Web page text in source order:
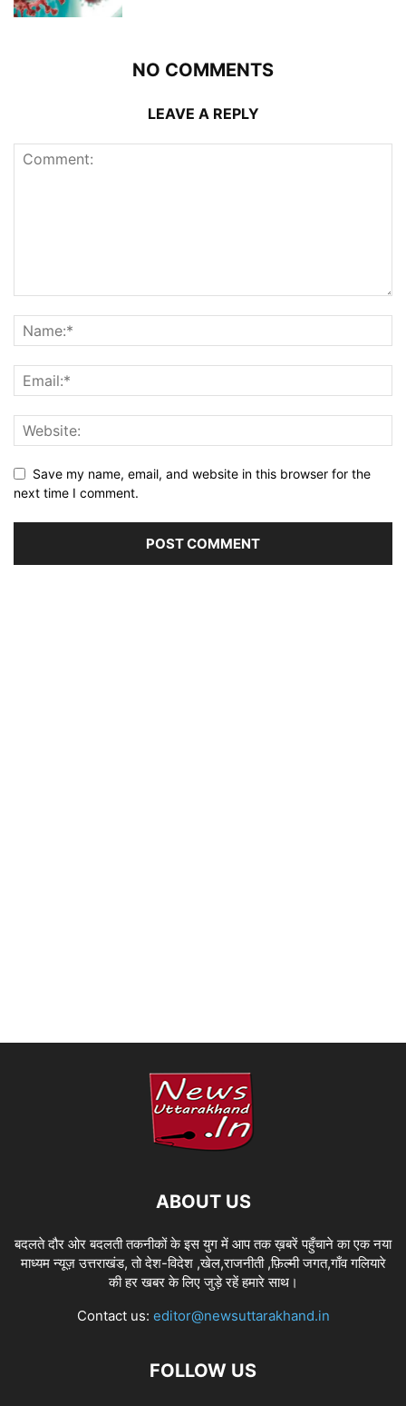
NO COMMENTS
LEAVE A REPLY
Save my name, email, and website in this browser for the
next time I comment.
ABOUT US
बदलते दौर ओर बदलती तकनीकों के इस युग में आप तक ख़बरें पहुँचाने का एक नया
माध्यम न्यूज़ उत्तराखंड, तो देश-विदेश ,खेल,राजनीती ,फ़िल्मी जगत,गाँव गलियारे
की हर खबर के लिए जुड़े रहें हमारे साथ।
Contact us: editor@newsuttarakhand.in
FOLLOW US